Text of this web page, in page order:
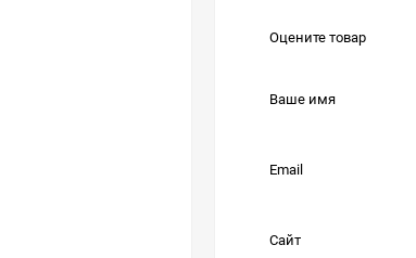
Оцените товар
Ваше имя
Email
Сайт